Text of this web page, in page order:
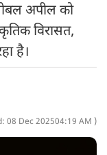
अपील को
विरासत,
है।
08 Dec 202504:19 AM )